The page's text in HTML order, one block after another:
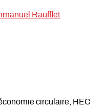
Raufflet
circulaire, HEC